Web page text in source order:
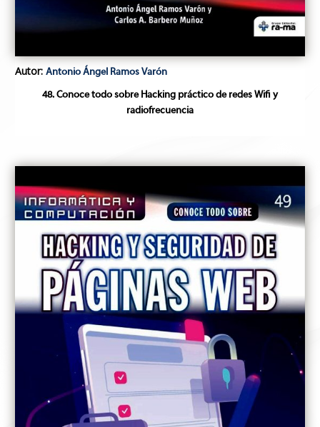
Autor:Antonio Ángel Ramos Varón
48. Conoce todo sobre Hacking práctico de redes Wifi y
radiofrecuencia